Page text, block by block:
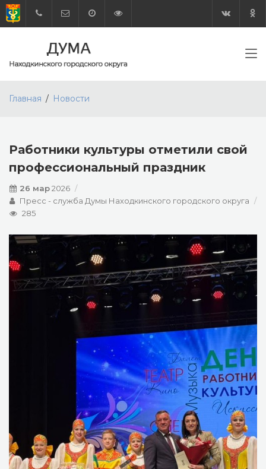
Главная Новости
Работники культуры отметили свой
профессиональный праздник
26 мар2026
Пресс - служба Думы Находкинского городского округа
285